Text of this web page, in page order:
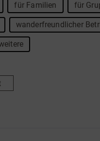
für Familien für
wanderfreundlicher